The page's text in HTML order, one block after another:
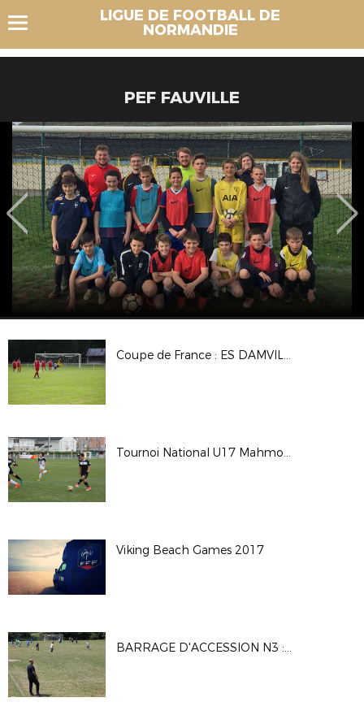
LIGUE DE FOOTBALL DE
NORMANDIE
PEF FAUVILLE
Coupe de France : ES DAMVILLE 2-2 (Tab 3-5) CS BEAUMONT
Tournoi National U17 Mahmoud TIARCI - Saison 2017-2018
Viking Beach Games 2017
BARRAGE D'ACCESSION N3 : MATCH1